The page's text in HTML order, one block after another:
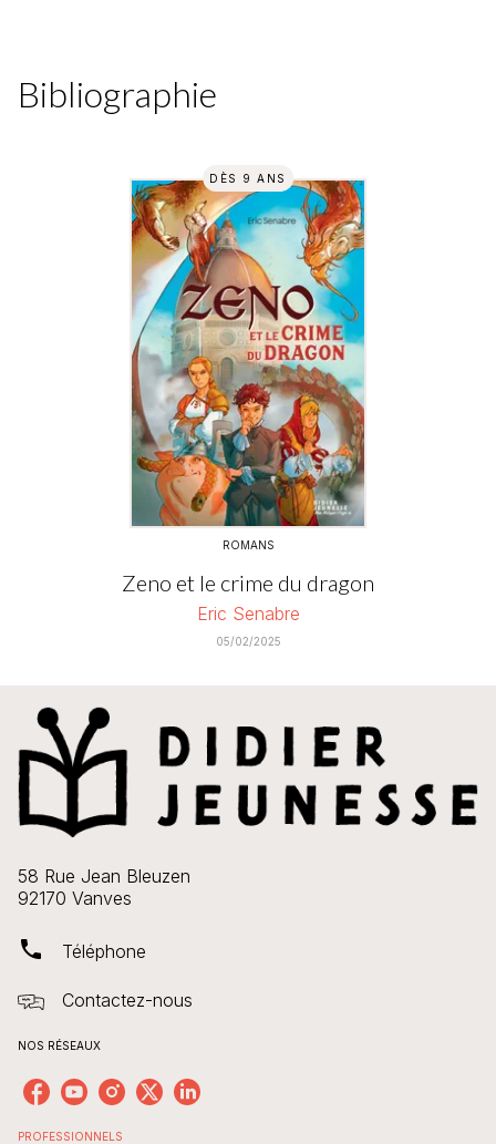
Bibliographie
DÈS 9 ANS
ROMANS
Zeno et le crime du dragon
Eric Senabre
05/02/2025
58 Rue Jean Bleuzen
92170 Vanves
phone Téléphone
Contactez-nous
NOS RÉSEAUX
PROFESSIONNELS